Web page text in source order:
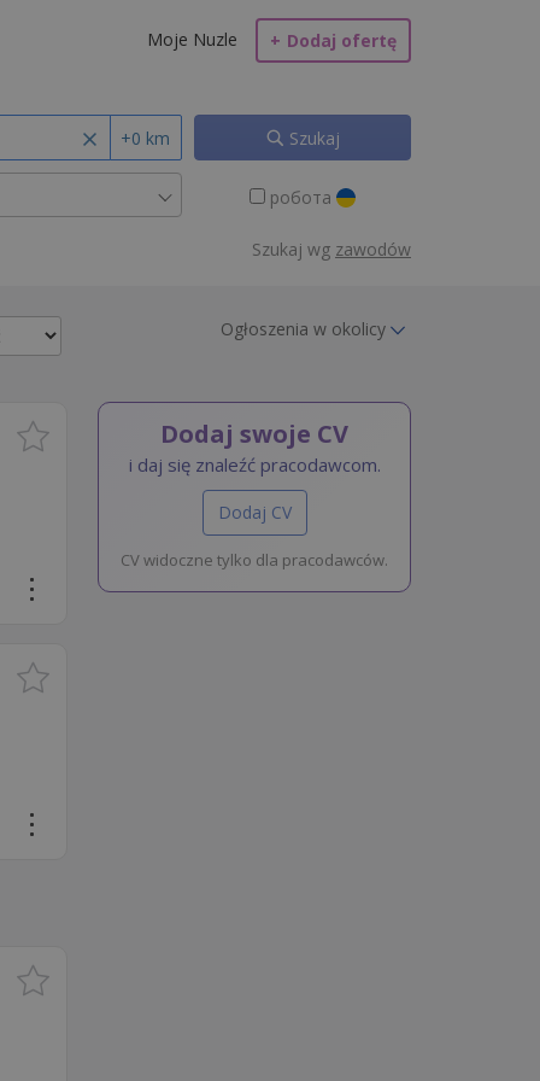
+ Dodaj ofertę
Moje Nuzle
+0 km Szukaj
робота
Szukaj wg zawodów
Ogłoszenia w okolicy
Dodaj swoje CV
i daj się znaleźć pracodawcom.
Dodaj CV
CV widoczne tylko dla pracodawców.